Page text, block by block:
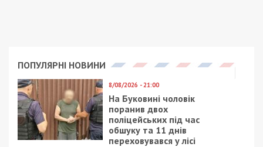
ПОПУЛЯРНІ НОВИНИ
8/08/2026 - 21:00
На Буковині чоловік
поранив двох
поліцейських під час
обшуку та 11 днів
переховувався у лісі